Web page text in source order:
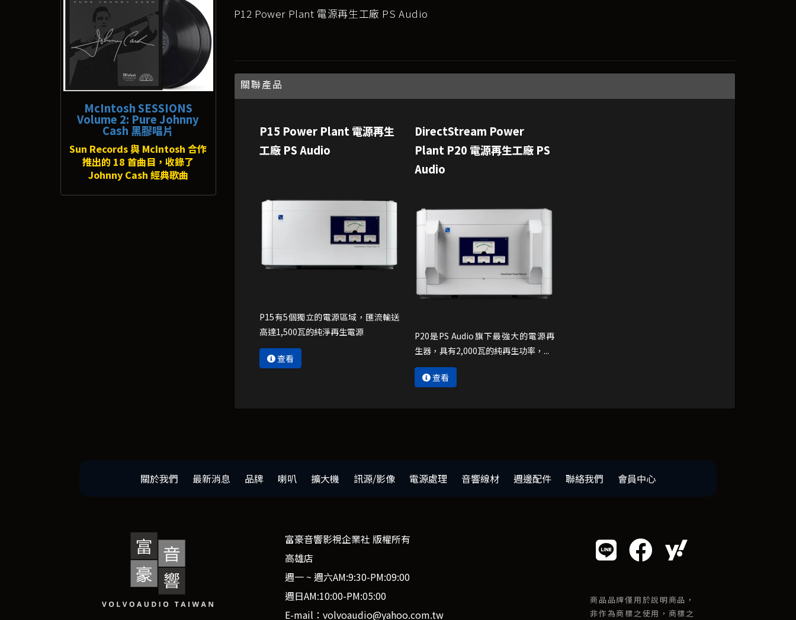
McIntosh SESSIONS
Volume 2: Pure Johnny
Cash 黑膠唱片
Sun Records 與 McIntosh 合作
推出的 18 首曲目，收錄了
Johnny Cash 經典歌曲
P12 Power Plant 電源再生工廠 PS Audio
關聯產品
P15有5個獨立的電源區域，匯流輸送
高達1,500瓦的純淨再生電源
查看
P15 Power Plant 電源再生
工廠 PS Audio
P20是PS Audio旗下最強大的電源再
生器，具有2,000瓦的純再生功率，...
查看
DirectStream Power
Plant P20 電源再生工廠 PS
Audio
關於我們 最新消息 品牌 喇叭 擴大機 訊源/影像 電源處理 音響線材 週邊配件 聯絡我們 會員中心
富豪音響影視企業社 版權所有
高雄店
週一 ~ 週六AM:9:30-PM:09:00
週日AM:10:00-PM:05:00
E-mail：volvoaudio@yahoo.com.tw
商品品牌僅用於說明商品，
非作為商標之使用，商標之